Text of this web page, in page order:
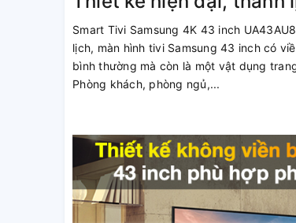
Smart Tivi Samsung 4K 43 inch
lịch, màn hình tivi Samsung 43 inch có
bình thường mà còn là một vật dụng
Phòng khách, phòng ngủ,...